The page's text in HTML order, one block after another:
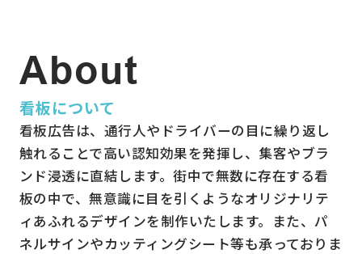
スタッフ紹介
About
看板について
看板広告は、通行人やドライバーの目に繰り返し
触れることで高い認知効果を発揮し、集客やブラ
ンド浸透に直結します。街中で無数に存在する看
板の中で、無意識に目を引くようなオリジナリテ
ィあふれるデザインを制作いたします。また、パ
ネルサインやカッティングシート等も承っておりま